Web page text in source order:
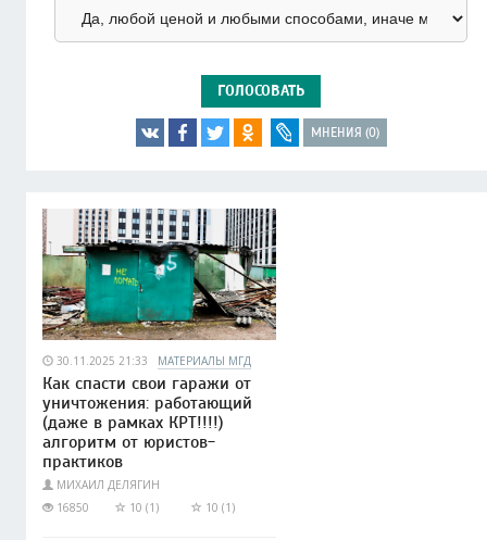
ГОЛОСОВАТЬ
МНЕНИЯ (0)
30.11.2025 21:33 МАТЕРИАЛЫ МГД
Как спасти свои гаражи от
уничтожения: работающий
(даже в рамках КРТ!!!!)
алгоритм от юристов-
практиков
МИХАИЛ ДЕЛЯГИН
16850
10 (1) 10 (1)